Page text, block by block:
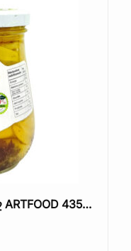
435